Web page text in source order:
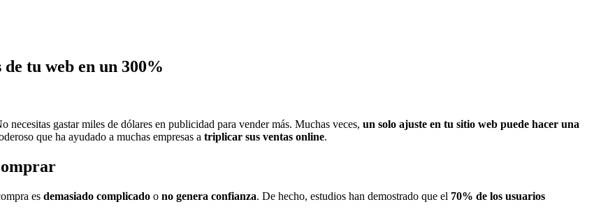
tu web en un 300%
gastar miles de dólares en publicidad para vender más. Muchas veces, un solo ajuste en tu sitio web puede hacer una
que ha ayudado a muchas empresas a triplicar sus ventas online.
es demasiado complicado o no genera confianza. De hecho, estudios han demostrado que el 70% de los usuarios